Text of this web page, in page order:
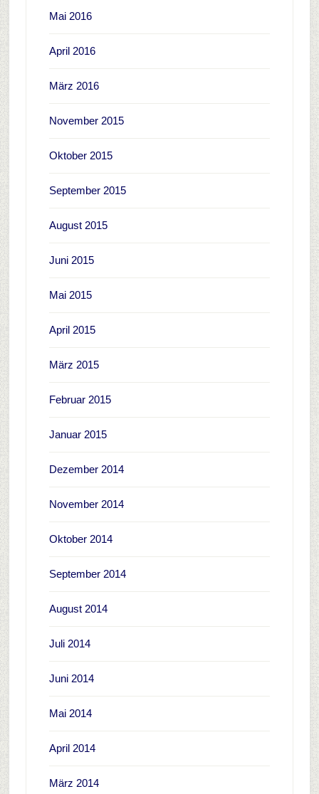
Mai 2016
April 2016
März 2016
November 2015
Oktober 2015
September 2015
August 2015
Juni 2015
Mai 2015
April 2015
März 2015
Februar 2015
Januar 2015
Dezember 2014
November 2014
Oktober 2014
September 2014
August 2014
Juli 2014
Juni 2014
Mai 2014
April 2014
März 2014